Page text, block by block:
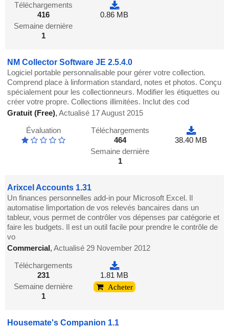
Téléchargements
416
Semaine dernière
1
0.86 MB
NM Collector Software JE 2.5.4.0
Logiciel portable personnalisable pour gérer votre collection.
Comprend place à linformation standard, notes et photos. Conçu
spécialement pour les collectionneurs. Modifier les étiquettes ou
créer votre propre. Collections illimitées. Inclut des cod
Gratuit (Free),Actualisé 17 August 2015
Évaluation
Téléchargements
464
Semaine dernière
1
38.40 MB
Arixcel Accounts 1.31
Un finances personnelles add-in pour Microsoft Excel. Il
automatise limportation de vos relevés bancaires dans un
tableur, vous permet de contrôler vos dépenses par catégorie et
faire les budgets. Il est un outil facile pour prendre le contrôle de
vo
Commercial,Actualisé 29 November 2012
Téléchargements
231
Semaine dernière
1
1.81 MB
Acheter
Housemate's Companion 1.1